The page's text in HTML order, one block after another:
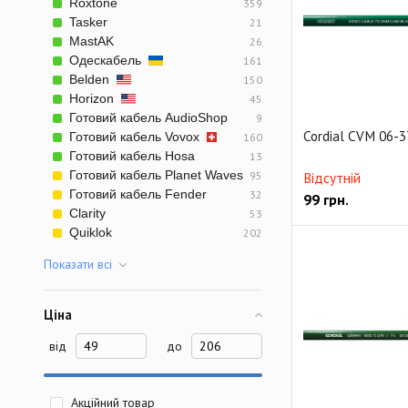
Готовый видео
Cordial CVM 06-
Відсутній
99 грн.
359
Tasker 21
MastAK 26
Одескабель 161
Belden 150
Horizon 45
Готовий кабель AudioShop 9
Готовий кабель Vovox 160
Готовий кабель Hosa 13
Готовий кабель Planet Waves 95
Готовий кабель Fender 32
Clarity 53
Quiklok 202
Показати всi
Ціна
від до
Акційний товар